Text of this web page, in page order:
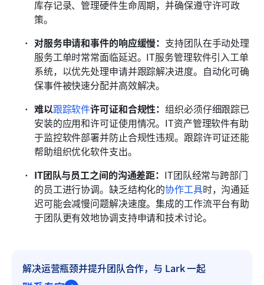
库存记录、管理硬件生命周期，并确保遵守许可政
策。
对服务申请和事件的响应缓慢： 支持团队在手动处理
服务工单时常常面临延迟。IT服务管理软件引入工单
系统，以优先处理申请并跟踪解决进度。自动化可确
保事件被快速分配并高效解决。
难以跟踪软件许可证和合规性： 组织必须仔细跟踪已
安装的应用和许可证使用情况。IT资产管理软件有助
于监控软件部署并防止合规性违规。跟踪许可证还能
帮助组织优化软件支出。
IT团队与员工之间的沟通差距： IT团队经常与跨部门
的员工进行协调。缺乏结构化的协作工具时，沟通延
迟可能会减慢问题解决速度。集成的工作流平台有助
于团队更有效地协调支持申请和技术讨论。
解决运营瓶颈并提升团队合作，与 Lark 一起